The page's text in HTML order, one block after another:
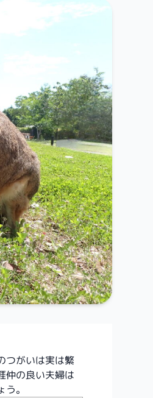
つがいは実は繁
仲の良い夫婦は
。